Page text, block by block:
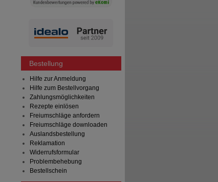
Bestellung
Hilfe zur Anmeldung
Hilfe zum Bestellvorgang
Zahlungsmöglichkeiten
Rezepte einlösen
Freiumschläge anfordern
Freiumschläge downloaden
Auslandsbestellung
Reklamation
Widerrufsformular
Problembehebung
Bestellschein